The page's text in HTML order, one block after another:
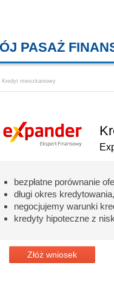
PASAŻ
Kredyt mieszkaniowy
bezpłatne porównanie
długi okres
negocjujemy warunki
kredyty hipoteczne z
Złóż wniosek